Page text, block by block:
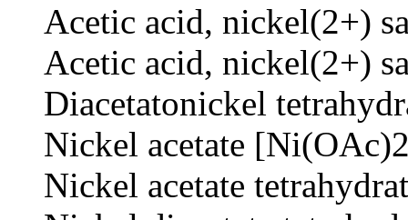
Acetic acid, nickel(2+)
Acetic acid, nickel(2+)
Diacetatonickel
Nickel acetate
Nickel acetate